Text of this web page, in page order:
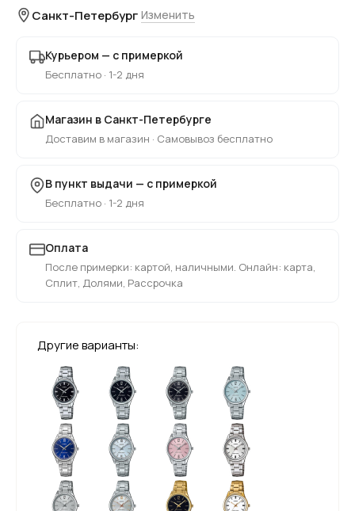
Санкт-Петербург Изменить
Курьером — с примеркой
Бесплатно · 1-2 дня
Магазин в Санкт-Петербурге
Доставим в магазин · Самовывоз бесплатно
В пункт выдачи — с примеркой
Бесплатно · 1-2 дня
Оплата
После примерки: картой, наличными. Онлайн: карта,
Сплит, Долями, Рассрочка
Другие варианты: